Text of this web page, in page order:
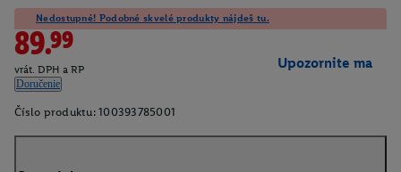
Nedostupné! Podobné skvelé produkty nájdeš tu.
89.99
vrát. DPH a RP
Doručenie
Upozornite ma
Číslo produktu: 100393785001